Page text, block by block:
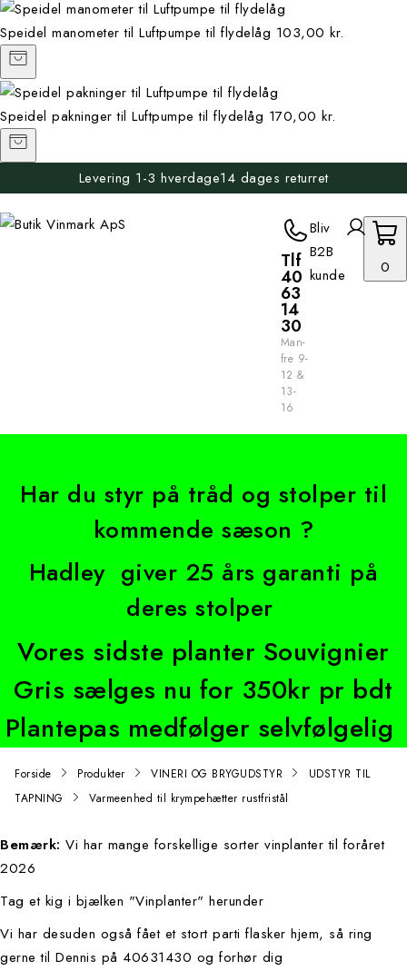
Speidel manometer til Luftpumpe til flydelåg 103,00 kr.
Speidel pakninger til Luftpumpe til flydelåg 170,00 kr.
Levering 1-3 hverdage14 dages returret
Tlf
40
63
14
30
Man-
fre 9-
12 &
13-
16
Bliv
B2B
kunde
0
Har du styr på tråd og stolper til
kommende sæson ?
Hadley giver 25 års garanti på
deres stolper
Vores sidste planter Souvignier
Gris sælges nu for 350kr pr bdt
Plantepas medfølger selvfølgelig
Forside Produkter VINERI OG BRYGUDSTYR
UDSTYR TIL
TAPNING
Varmeenhed til krympehætter rustfristål
Bemærk: Vi har mange forskellige sorter vinplanter til foråret
2026
Tag et kig i bjælken "Vinplanter" herunder
Vi har desuden også fået et stort parti flasker hjem, så ring
gerne til Dennis på 40631430 og forhør dig